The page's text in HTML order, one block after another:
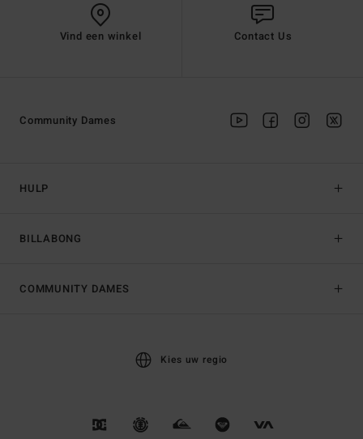
Vind een winkel Contact Us
HULP
BILLABONG
Community Dames
COMMUNITY DAMES
Kies uw regio